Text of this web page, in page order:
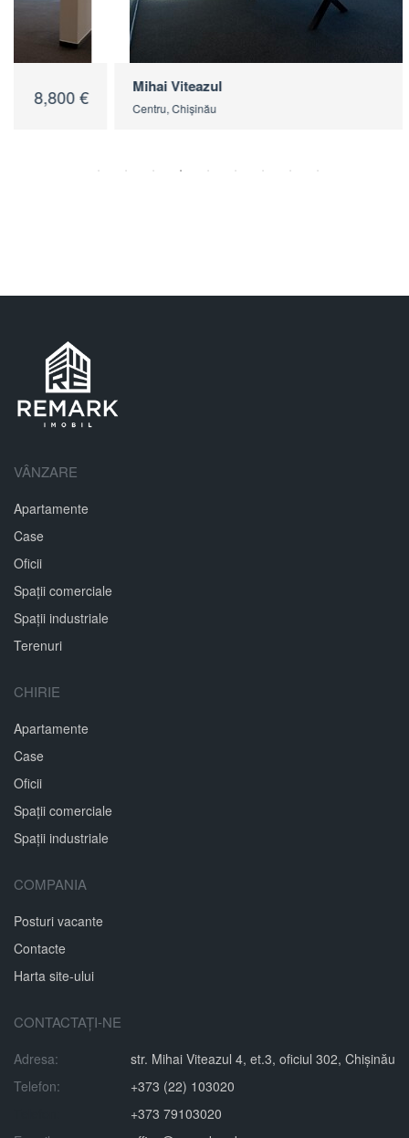
Centru, Chișinău
VÂNZARE
Apartamente
Case
Oficii
Spații comerciale
Spații industriale
Terenuri
CHIRIE
Apartamente
Case
Oficii
Spații comerciale
Spații industriale
COMPANIA
Posturi vacante
Contacte
Harta site-ului
CONTACTAȚI-NE
Adresa:
str. Mihai Viteazul 4, et.3, oficiul 302, Chișinău
Telefon:
+373 (22) 103020
+373 79103020